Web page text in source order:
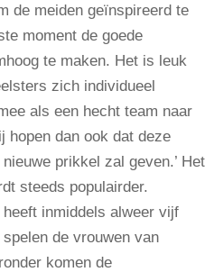
de meiden geïnspireerd te
moment de goede
te maken. Het is leuk
zich individueel
als een hecht team naar
hopen dan ook dat deze
prikkel zal geven.’ Het
steeds populairder.
inmiddels alweer vijf
de vrouwen van
komen de